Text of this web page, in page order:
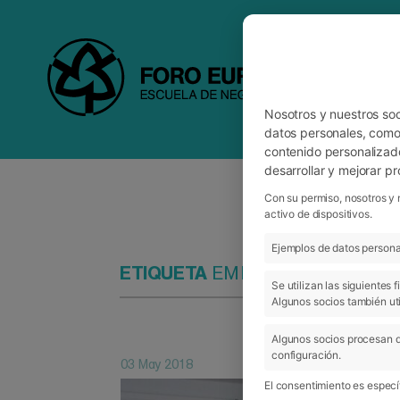
ETIQUETAEMPRENDIMIENTO
03 May 2018
Nosotros y nuestros
datos personales,
contenido
desarrollar y mejorar
Con su permiso, nosotros
activo de dispositivos.
Ejemplos de datos
Se utilizan las siguientes
Algunos socios también
Algunos socios procesan
configuración.
El consentimiento es